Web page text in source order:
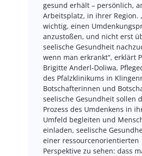
gesund erhält – persönlich,
Arbeitsplatz, in ihrer Region.
wichtig, einen
anzustoßen, und nicht erst
seelische Gesundheit
wenn man erkrankt“, erklärt
Brigitte Anderl-Doliwa,
des Pfalzklinikums in
Botschafterinnen und
seelische Gesundheit sollen
Prozess des Umdenkens in
Umfeld begleiten und
einladen, seelische
einer ressourcenorientierten
Perspektive zu sehen: dass